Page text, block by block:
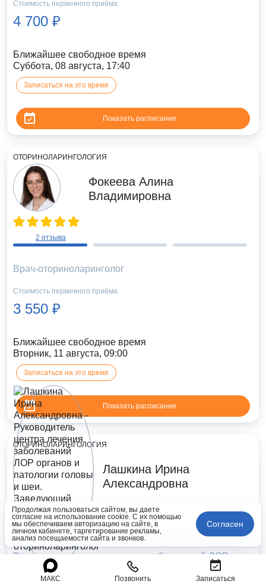
Стоимость первичного приёма
4 700 ₽
Ближайшее свободное время
Суббота, 08 августа, 17:40
Записаться на это время
Показать расписание
ОТОРИНОЛАРИНГОЛОГИЯ
2 отзыва
Фокеева Алина
Владимировна
Врач-оториноларинголог
Стоимость первичного приёма
3 550 ₽
Ближайшее свободное время
Вторник, 11 августа, 09:00
Записаться на это время
Показать расписание
ОТОРИНОЛАРИНГОЛОГИЯ
Лашкина Ирина
Александровна
Руководитель центра лечения заболеваний ЛОР
органов и патологии головы и шеи. Заведующий
отделением оториноларингологии. Врач -
МАКС Позвонить Записаться
Продолжая пользоваться сайтом, вы даете
согласие на использование cookie. С их помощью
мы обеспечиваем авторизацию на сайте, в
личном кабинете, таргетирование рекламы,
анализ посещаемости сайта и звонков.
Согласен